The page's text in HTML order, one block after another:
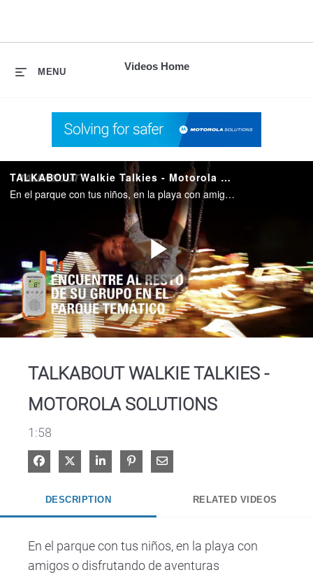
Videos Home
MENU
TALKABOUT Walkie Talkies - Motorola Solutions
En el parque con tus niños, en la playa con amigos o disfrutando de aventuras disfrutando de tu día libre, Motorola Solutions TALKABOUT walkie-talkies es una gran opción para estar conectado ¿cómo utilizará el suyo?
Play
TALKABOUT WALKIE TALKIES -
MOTOROLA SOLUTIONS
1:58
Share on Facebook
Share on XShare on LinkedIn
Pin on Pinterest
Share via Email
DESCRIPTION RELATED VIDEOS
En el parque con tus niños, en la playa con
amigos o disfrutando de aventuras